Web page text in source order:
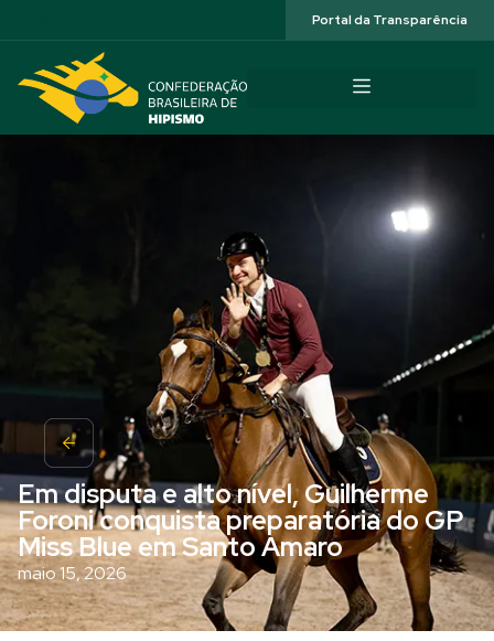
Portal da Transparência
Em disputa e alto nível, Guilherme
Foroni conquista preparatória do GP
Miss Blue em Santo Amaro
maio 15, 2026